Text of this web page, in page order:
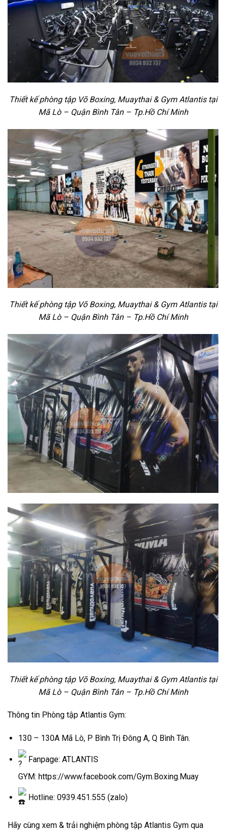
Thiết kế phòng tập Võ Boxing, Muaythai & Gym Atlantis tại
Mã Lò – Quận Bình Tân – Tp.Hồ Chí Minh
Thiết kế phòng tập Võ Boxing, Muaythai & Gym Atlantis tại
Mã Lò – Quận Bình Tân – Tp.Hồ Chí Minh
Thiết kế phòng tập Võ Boxing, Muaythai & Gym Atlantis tại
Mã Lò – Quận Bình Tân – Tp.Hồ Chí Minh
Thông tin Phòng tập Atlantis Gym:
130 – 130A Mã Lò, P Bình Trị Đông A, Q Bình Tân.
Fanpage: ATLANTIS
GYM: https://www.facebook.com/Gym.Boxing.Muay
Hotline: 0939.451.555 (zalo)
Hãy cùng xem & trải nghiệm phòng tập Atlantis Gym qua